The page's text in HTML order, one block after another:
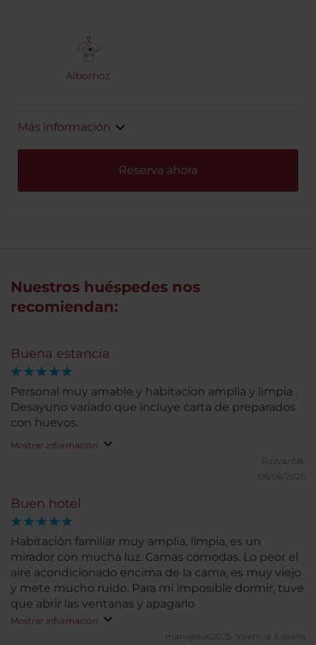
Albornoz
Más información
Reserva ahora
Nuestros huéspedes nos
recomiendan:
Buena estancia
Personal muy amable y habitacion amplia y limpia .
Desayuno variado que incluye carta de preparados
con huevos.
Mostrar información
RazvanS8.
06/06/2026
Buen hotel
Habitación familiar muy amplia, limpia, es un
mirador con mucha luz. Camas cómodas. Lo peor el
aire acondicionado encima de la cama, es muy viejo
y mete mucho ruido. Para mí imposible dormir, tuve
que abrir las ventanas y apagarlo
Mostrar información
mariajesus2025. Valencia, España